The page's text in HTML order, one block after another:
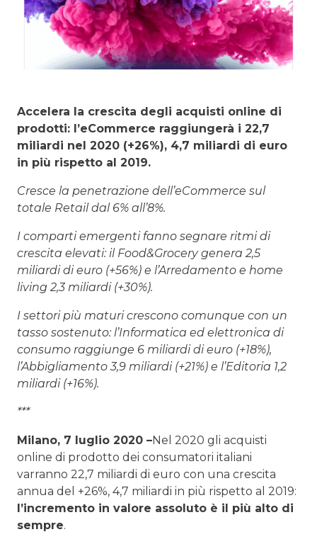
Accelera la crescita degli acquisti online di
prodotti: l’eCommerce raggiungerà i 22,7
miliardi nel 2020 (+26%), 4,7 miliardi di euro
in più rispetto al 2019.
Cresce la penetrazione dell’eCommerce sul
totale Retail dal 6% all’8%.
I comparti emergenti fanno segnare ritmi di
crescita elevati: il Food&Grocery genera 2,5
miliardi di euro (+56%) e l’Arredamento e home
living 2,3 miliardi (+30%).
I settori più maturi crescono comunque con un
tasso sostenuto: l’Informatica ed elettronica di
consumo raggiunge 6 miliardi di euro (+18%),
l’Abbigliamento 3,9 miliardi (+21%) e l’Editoria 1,2
miliardi (+16%).
***
Milano, 7 luglio 2020 –Nel 2020 gli acquisti
online di prodotto dei consumatori italiani
varranno 22,7 miliardi di euro con una crescita
annua del +26%, 4,7 miliardi in più rispetto al 2019:
l’incremento in valore assoluto è il più alto di
sempre.